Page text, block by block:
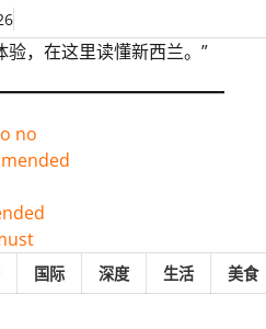
验，在这里读懂新西兰。”
no
国际 深度 生活 美食